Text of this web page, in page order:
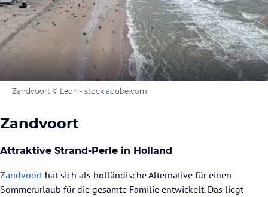
Zandvoort © Leon - stock.adobe.com
Zandvoort
Attraktive Strand-Perle in Holland
Zandvoort hat sich als holländische Alternative für einen
Sommerurlaub für die gesamte Familie entwickelt. Das liegt